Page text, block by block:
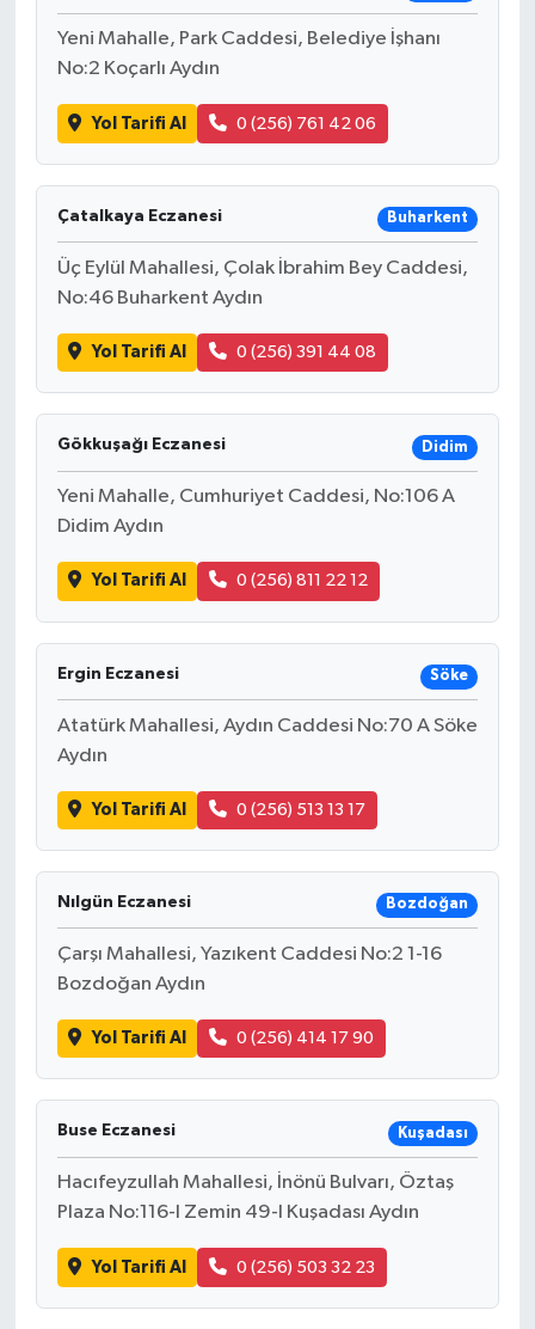
Yeni Mahalle, Park Caddesi, Belediye İşhanı
No:2 Koçarlı Aydın
Yol Tarifi Al 0 (256) 761 42 06
Çatalkaya Eczanesi Buharkent
Üç Eylül Mahallesi, Çolak İbrahim Bey Caddesi,
No:46 Buharkent Aydın
Yol Tarifi Al 0 (256) 391 44 08
Gökkuşağı Eczanesi Didim
Yeni Mahalle, Cumhuriyet Caddesi, No:106 A
Didim Aydın
Yol Tarifi Al 0 (256) 811 22 12
Ergin Eczanesi Söke
Atatürk Mahallesi, Aydın Caddesi No:70 A Söke
Aydın
Yol Tarifi Al 0 (256) 513 13 17
Nılgün Eczanesi Bozdoğan
Çarşı Mahallesi, Yazıkent Caddesi No:2 1-16
Bozdoğan Aydın
Yol Tarifi Al 0 (256) 414 17 90
Buse Eczanesi Kuşadası
Hacıfeyzullah Mahallesi, İnönü Bulvarı, Öztaş
Plaza No:116-I Zemin 49-I Kuşadası Aydın
Yol Tarifi Al 0 (256) 503 32 23